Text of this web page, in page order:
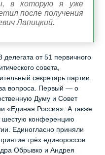
в которую я уже
после получения
Лапицкий.
делегата от 51 первичного
совета,
секретарь партии.
вопроса. Первый — о
Думу и Совет
«Единая Россия». А также
шестую конференцию
Единогласно приняли
трёх единороссов
Обрывко и Андрея